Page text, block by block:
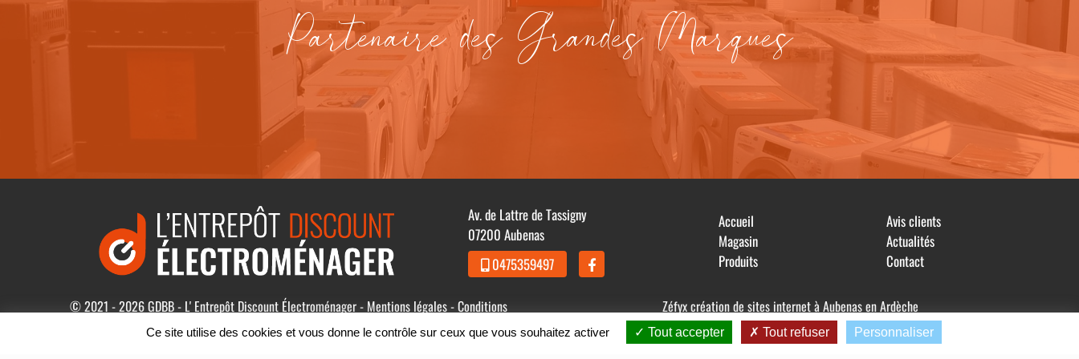
Partenaire des Grandes Marques
Av. de Lattre de Tassigny
07200 Aubenas
0475359497
Accueil
Magasin
Produits
Avis clients
Actualités
Contact
© 2021 - 2026 GDBB - L' Entrepôt Discount Électroménager - Mentions légales-Conditions
Générales de Vente
Zéfyxcréation de sites internet à Aubenas en Ardèche
Ce site utilise des cookies et vous donne le contrôle sur ceux que vous souhaitez activer Tout accepter Tout refuser Personnaliser